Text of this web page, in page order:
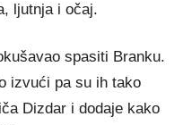
ljutnja i očaj.
spasiti Branku.
izvući pa su ih tako
Dizdar i dodaje kako